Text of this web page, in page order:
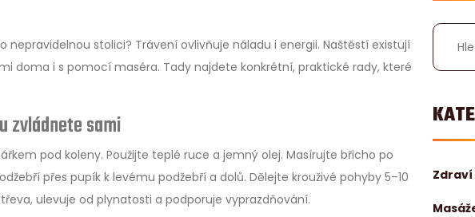
Zdraví
stolici? Trávení ovlivňuje náladu i energii. Naštěstí existují
doma i s pomocí maséra. Tady najdete konkrétní, praktické rady, které
zvládnete sami
pod koleny. Použijte teplé ruce a jemný olej. Masírujte břicho po
přes pupík k levému podžebří a dolů. Dělejte krouživé pohyby 5–10
ulevuje od plynatosti a podporuje vyprazdňování.